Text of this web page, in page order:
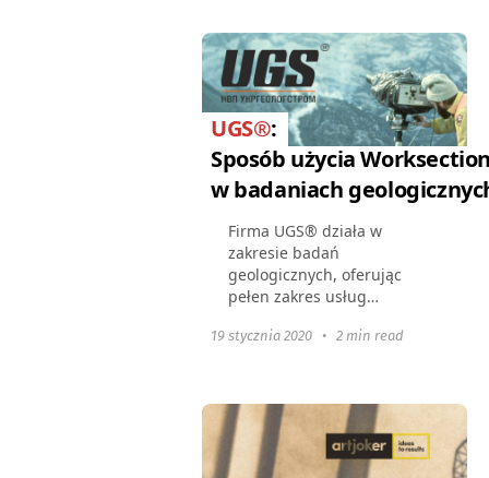
UGS®:
Sposób użycia
w badaniach
Firma UGS® działa w
zakresie badań
geologicznych, oferując
pełen zakres usług
deweloperów mineralnych.
geologów, ekologów,
hydrogeologów...
19 stycznia 2020 • 2 min read